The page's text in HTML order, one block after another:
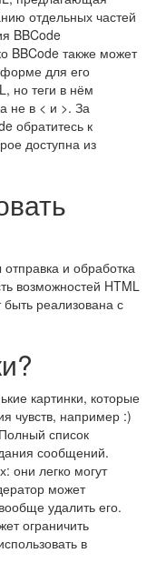
отдельных частей
BBCode
BBCode также может
для его
но теги в нём
не в < и >. За
обратитесь к
доступна из
и обработка
возможностей HTML
реализована с
картинки, которые
чувств, например :)
список
сообщений.
они легко могут
может
удалить его.
ограничить
в